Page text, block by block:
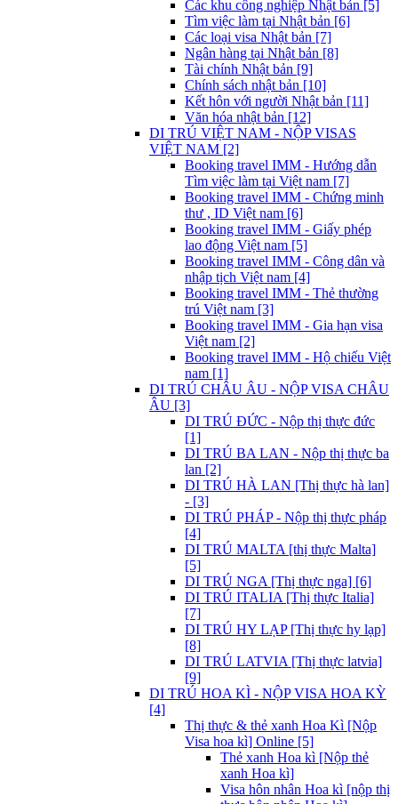
Các khu công nghiệp Nhật bản [5]
Tìm việc làm tại Nhật bản [6]
Các loại visa Nhật bản [7]
Ngân hàng tại Nhật bản [8]
Tài chính Nhật bản [9]
Chính sách nhật bản [10]
Kết hôn với người Nhật bản [11]
Văn hóa nhật bản [12]
DI TRÚ VIỆT NAM - NỘP VISAS
VIỆT NAM [2]
Booking travel IMM - Hướng dẫn
Tìm việc làm tại Việt nam [7]
Booking travel IMM - Chứng minh
thư , ID Việt nam [6]
Booking travel IMM - Giấy phép
lao động Việt nam [5]
Booking travel IMM - Công dân và
nhập tịch Việt nam [4]
Booking travel IMM - Thẻ thường
trú Việt nam [3]
Booking travel IMM - Gia hạn visa
Việt nam [2]
Booking travel IMM - Hộ chiếu Việt
nam [1]
DI TRÚ CHÂU ÂU - NỘP VISA CHÂU
ÂU [3]
DI TRÚ ĐỨC - Nộp thị thực đức
[1]
DI TRÚ BA LAN - Nộp thị thực ba
lan [2]
DI TRÚ HÀ LAN [Thị thực hà lan]
- [3]
DI TRÚ PHÁP - Nộp thị thực pháp
[4]
DI TRÚ MALTA [thị thực Malta]
[5]
DI TRÚ NGA [Thị thực nga] [6]
DI TRÚ ITALIA [Thị thực Italia]
[7]
DI TRÚ HY LẠP [Thị thực hy lạp]
[8]
DI TRÚ LATVIA [Thị thực latvia]
[9]
DI TRÚ HOA KÌ - NỘP VISA HOA KỲ
[4]
Thị thực & thẻ xanh Hoa Kì [Nộp
Visa hoa kì] Online [5]
Thẻ xanh Hoa kì [Nộp thẻ
xanh Hoa kì]
Visa hôn nhân Hoa kì [nộp thị